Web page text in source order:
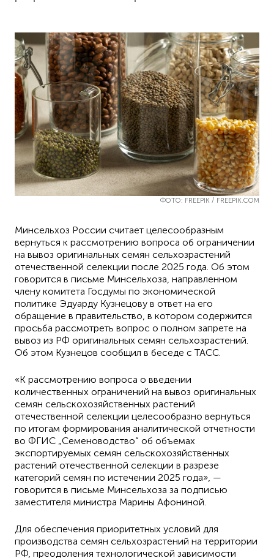
ФОТО: FREEPIK / FREEPIK.COM
Минсельхоз России считает целесообразным
вернуться к рассмотрению вопроса об ограничении
на вывоз оригинальных семян сельхозрастений
отечественной селекции после 2025 года. Об этом
говорится в письме Минсельхоза, направленном
члену комитета Госдумы по экономической
политике Эдуарду Кузнецову в ответ на его
обращение в правительство, в котором содержится
просьба рассмотреть вопрос о полном запрете на
вывоз из РФ оригинальных семян сельхозрастений.
Об этом Кузнецов сообщил в беседе с ТАСС.
«К рассмотрению вопроса о введении
количественных ограничений на вывоз оригинальных
семян сельскохозяйственных растений
отечественной селекции целесообразно вернуться
по итогам формирования аналитической отчетности
во ФГИС „Семеноводство“ об объемах
экспортируемых семян сельскохозяйственных
растений отечественной селекции в разрезе
категорий семян по истечении 2025 года», —
говорится в письме Минсельхоза за подписью
заместителя министра Марины Афониной.
Для обеспечения приоритетных условий для
производства семян сельхозрастений на территории
РФ, преодоления технологической зависимости